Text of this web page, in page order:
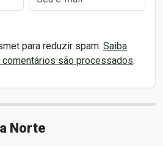
para reduzir spam. Saiba
são processados.
Norte